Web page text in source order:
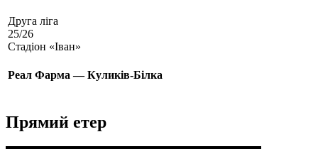
Друга ліга
25/26
Стадіон «Іван»
Реал Фарма — Куликів-Білка
Прямий етер